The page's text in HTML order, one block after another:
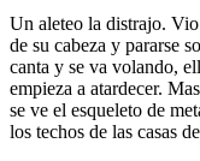
Un aleteo la distrajo.
de su cabeza y pararse
canta y se va volando,
empieza a atardecer.
se ve el esqueleto de
los techos de las casas